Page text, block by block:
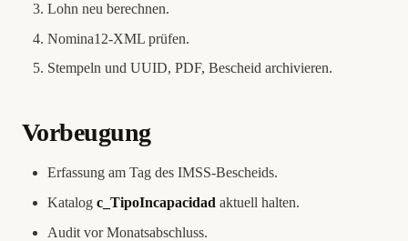
Lohn neu berechnen.
Nomina12-XML prüfen.
Stempeln und UUID, PDF, Bescheid archivieren.
Vorbeugung
Erfassung am Tag des IMSS-Bescheids.
Katalog c_TipoIncapacidad aktuell halten.
Audit vor Monatsabschluss.